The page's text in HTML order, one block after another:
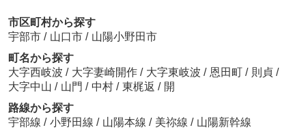
市区町村から探す
宇部市 / 山口市 / 山陽小野田市
町名から探す
大字西岐波 / 大字妻崎開作 / 大字東岐波 / 恩田町 / 則貞 /
大字中山 / 山門 / 中村 / 東梶返 / 開
路線から探す
宇部線 / 小野田線 / 山陽本線 / 美祢線 / 山陽新幹線